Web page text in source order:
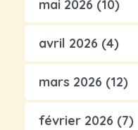
mai 2026 (10)
avril 2026 (4)
mars 2026 (12)
février 2026 (7)